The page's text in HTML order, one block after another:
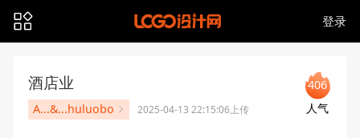
登录
酒店业
A...&...huluobo 2025-04-13 22:15:06上传
406
人气